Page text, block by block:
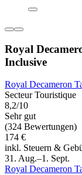
Royal
Inclusive
Royal Decameron
Secteur Touristique
8,2/10
Sehr gut
(324 Bewertungen)
174 €
inkl. Steuern &
31. Aug.–1. Sept.
Royal Decameron